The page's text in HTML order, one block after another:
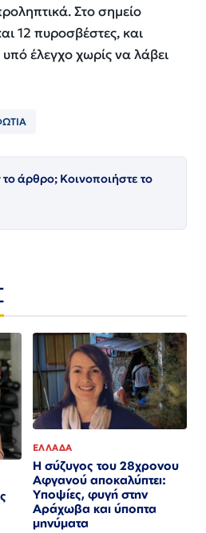
Στο σημείο
12 πυροσβέστες, και
έλεγχο χωρίς να λάβει
άρθρο; Κοινοποιήστε το
ΕΛΛΑΔΑ
Η σύζυγος του 28χρονου
Αφγανού αποκαλύπτει:
Υποψίες, φυγή στην
Αράχωβα και ύποπτα
μηνύματα